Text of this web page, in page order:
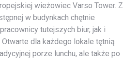
wieżowiec Varso Tower. Z
w budynkach chętnie
tutejszych biur, jak i
dla każdego lokale tętnią
porze lunchu, ale także po